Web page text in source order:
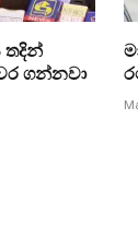
තදින්
ගන්නවා